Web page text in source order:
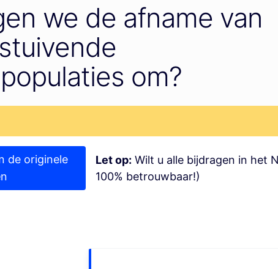
we de afname van
om?
de originele
Let op: Wilt u alle bijdragen in het
100% betrouwbaar!)